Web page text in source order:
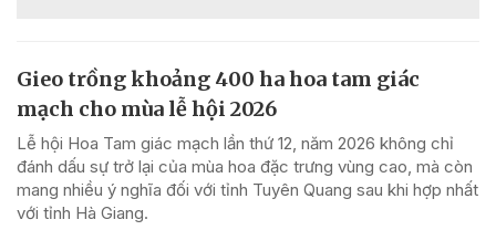
Gieo trồng khoảng 400 ha hoa tam giác
mạch cho mùa lễ hội 2026
Lễ hội Hoa Tam giác mạch lần thứ 12, năm 2026 không chỉ
đánh dấu sự trở lại của mùa hoa đặc trưng vùng cao, mà còn
mang nhiều ý nghĩa đối với tỉnh Tuyên Quang sau khi hợp nhất
với tỉnh Hà Giang.